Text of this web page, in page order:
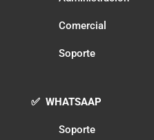
Comercial
Soporte
✅ WHATSAAP
Soporte